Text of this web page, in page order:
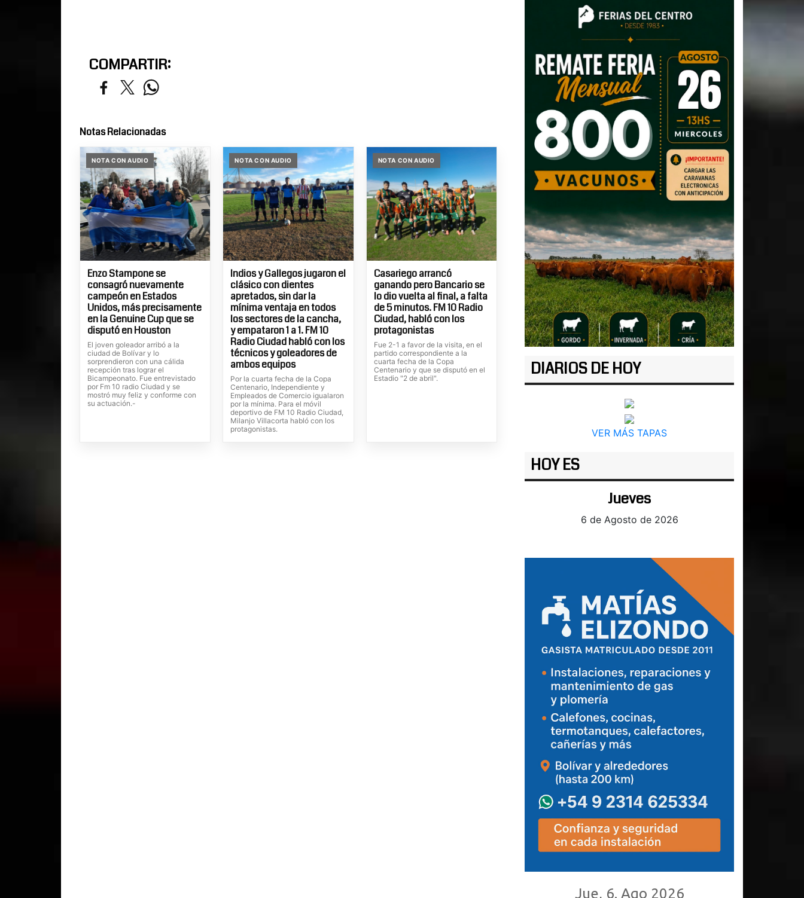
COMPARTIR:
Notas Relacionadas
NOTA CON AUDIO
Enzo Stampone se
consagró nuevamente
campeón en Estados
Unidos, más precisamente
en la Genuine Cup que se
disputó en Houston
El joven goleador arribó a la
ciudad de Bolívar y lo
sorprendieron con una cálida
recepción tras lograr el
Bicampeonato. Fue entrevistado
por Fm 10 radio Ciudad y se
mostró muy feliz y conforme con
su actuación.-
NOTA CON AUDIO
Indios y Gallegos jugaron el
clásico con dientes
apretados, sin dar la
mínima ventaja en todos
los sectores de la cancha,
y empataron 1 a 1. FM 10
Radio Ciudad habló con los
técnicos y goleadores de
ambos equipos
Por la cuarta fecha de la Copa
Centenario, Independiente y
Empleados de Comercio igualaron
por la mínima. Para el móvil
deportivo de FM 10 Radio Ciudad,
Milanjo Villacorta habló con los
protagonistas.
NOTA CON AUDIO
Casariego arrancó
ganando pero Bancario se
lo dio vuelta al final, a falta
de 5 minutos. FM 10 Radio
Ciudad, habló con los
protagonistas
Fue 2-1 a favor de la visita, en el
partido correspondiente a la
cuarta fecha de la Copa
Centenario y que se disputó en el
Estadio "2 de abril".
DIARIOS DE HOY
VER MÁS TAPAS
HOY ES
Jueves
6 de Agosto de 2026